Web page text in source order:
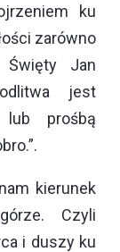
ku
zarówno
Jan
jest
prośbą
kierunek
Czyli
i duszy ku